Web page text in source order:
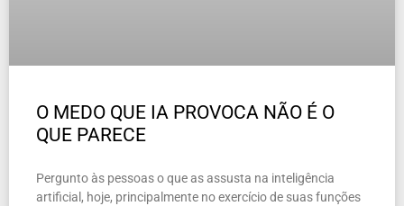
O MEDO QUE IA PROVOCA NÃO É O
QUE PARECE
Pergunto às pessoas o que as assusta na inteligência
artificial, hoje, principalmente no exercício de suas funções